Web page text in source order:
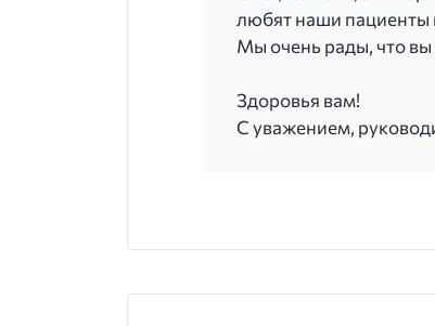
любят наши пациенты
Мы очень рады, что
Здоровья вам!
С уважением,